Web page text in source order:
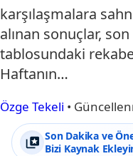
karşılaşmalara
alınan sonuçlar,
tablosundaki
Haftanın…
Özge Tekeli •
Son Dakika ve
Bizi Kaynak